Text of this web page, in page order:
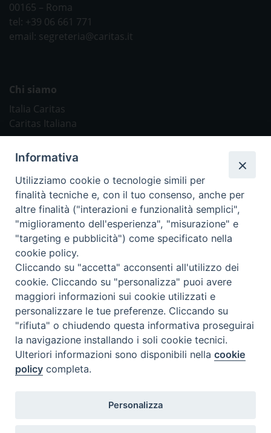
00165 – Roma
tel: +39 06 661 771
email: segreteria@caritas.it
Chi siamo
Italia Caritas
Caritas Italiana
Caritas Internationalis
TV 2000
Inblu 2000
Avvenire
Sir
Scarp de’ Tenis
Newsletter
ISCRIVITI ALLA NEWSLETTER
Informativa
Utilizziamo cookie o tecnologie simili per
finalità tecniche e, con il tuo consenso, anche per
altre finalità ("interazioni e funzionalità semplici",
"miglioramento dell'esperienza", "misurazione" e
"targeting e pubblicità") come specificato nella
cookie policy.
Cliccando su "accetta" acconsenti all'utilizzo dei
cookie. Cliccando su "personalizza" puoi avere
maggiori informazioni sui cookie utilizzati e
personalizzare le tue preferenze. Cliccando su
"rifiuta" o chiudendo questa informativa proseguirai
la navigazione installando i soli cookie tecnici.
Ulteriori informazioni sono disponibili nellacookie
policy completa.
Personalizza